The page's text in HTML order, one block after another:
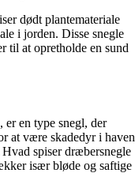
dødt plantemateriale
i jorden. Disse snegle
til at opretholde en sund
er en type snegl, der
at være skadedyr i haven
spiser dræbersnegle
især bløde og saftige